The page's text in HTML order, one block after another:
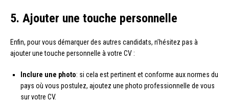
5. Ajouter une touche personnelle
Enfin, pour vous démarquer des autres candidats, n’hésitez pas à
ajouter une touche personnelle à votre CV :
Inclure une photo: si cela est pertinent et conforme aux normes du
pays où vous postulez, ajoutez une photo professionnelle de vous
sur votre CV.